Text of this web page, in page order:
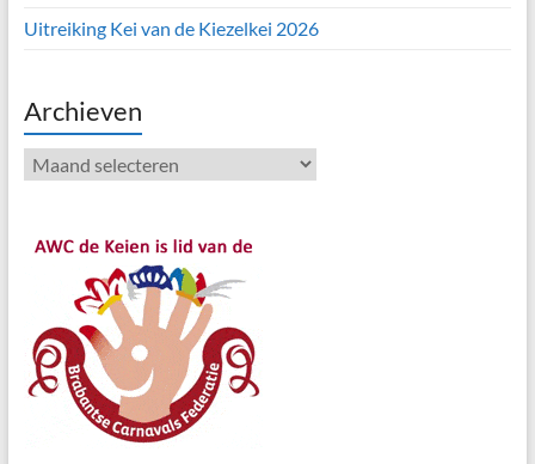
Uitreiking Kei van de Kiezelkei 2026
Archieven
Archieven